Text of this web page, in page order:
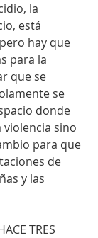
la
está
hay que
para la
que se
se
donde
violencia sino
para que
de
y las
TRES